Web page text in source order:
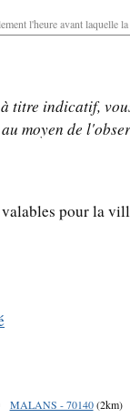
l'heure avant laquelle
titre indicatif,
moyen de
pour la
MALANS - 70140(2km)